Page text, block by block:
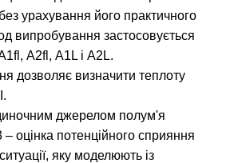
урахування його практичного
випробування застосовується
А2fl, А1L і А2L.
дозволяє визначити теплоту
джерелом полум'я
оцінка потенційного сприяння
яку моделюють із